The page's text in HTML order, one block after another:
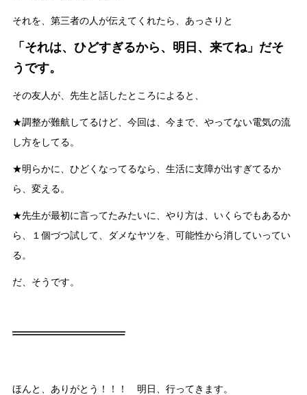
それを、第三者の人が伝えてくれたら、あっさりと
「それは、ひどすぎるから、明日、来てね」だそ
うです。
その友人が、先生と話したところによると、
★調整が難航してるけど、今回は、今まで、やってない電気の流
し方をしてる。
★明らかに、ひどくなってるなら、生活に支障が出すぎてるか
ら、変える。
★先生が最初に言ってたみたいに、やり方は、いくらでもあるか
ら、１個づつ試して、ダメなヤツを、可能性から消していってい
る。
だ、そうです。
ほんと、ありがとう！！！ 明日、行ってきます。